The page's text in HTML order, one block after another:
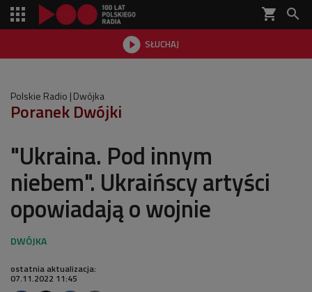
shopping_cart 
 SŁUCHAJ

Polskie Radio Dwójka
Poranek Dwójki
"Ukraina. Pod innym
niebem". Ukraińscy artyści
opowiadają o wojnie
ostatnia aktualizacja:
07.11.2022 11:45